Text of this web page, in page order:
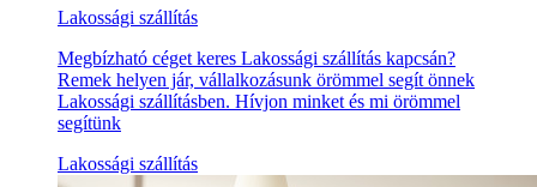
Lakossági szállítás
Megbízható céget keres Lakossági szállítás kapcsán?
Remek helyen jár, vállalkozásunk örömmel segít önnek
Lakossági szállításben. Hívjon minket és mi örömmel
segítünk
Lakossági szállítás